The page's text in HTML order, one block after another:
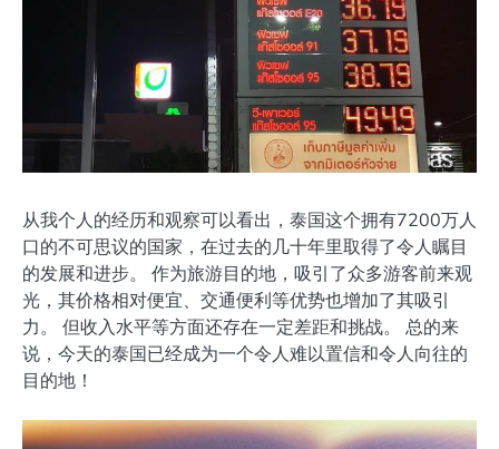
从我个人的经历和观察可以看出，泰国这个拥有7200万人
口的不可思议的国家，在过去的几十年里取得了令人瞩目
的发展和进步。 作为旅游目的地，吸引了众多游客前来观
光，其价格相对便宜、交通便利等优势也增加了其吸引
力。 但收入水平等方面还存在一定差距和挑战。 总的来
说，今天的泰国已经成为一个令人难以置信和令人向往的
目的地！